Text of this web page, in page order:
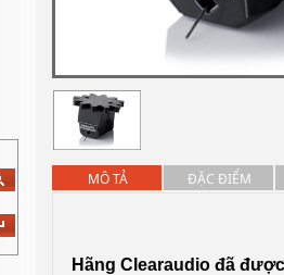
MÔ TẢ ĐẶC ĐIỂM
Hãng Clearaudio đã